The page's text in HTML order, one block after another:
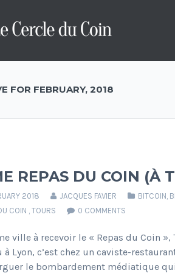
FOR FEBRUARY, 2018
REPAS DU COIN (À
2018 JACQUES FAVIER BITCOIN,
COIN , TOURS 0 COMMENTS
ville à recevoir le « Repas du Coin »,
à Lyon, c’est chez un caviste-
le bombardement médiatique